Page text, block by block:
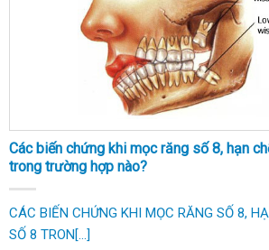
Các biến chứng khi mọc răng số 8, hạn
trong trường hợp nào?
CÁC BIẾN CHỨNG KHI MỌC RĂNG SỐ 8,
SỐ 8 TRON[...]